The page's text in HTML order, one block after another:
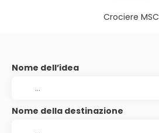
Crociere MSC
Nome dell’idea
Nome della destinazione